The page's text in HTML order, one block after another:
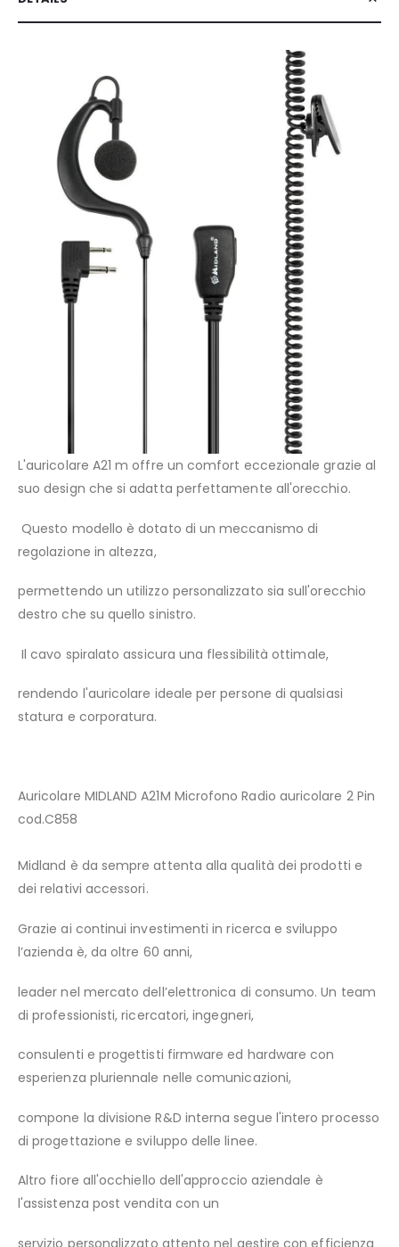
L'auricolare A21 m offre un comfort eccezionale grazie al
suo design che si adatta perfettamente all'orecchio.
Questo modello è dotato di un meccanismo di
regolazione in altezza,
permettendo un utilizzo personalizzato sia sull'orecchio
destro che su quello sinistro.
Il cavo spiralato assicura una flessibilità ottimale,
rendendo l'auricolare ideale per persone di qualsiasi
statura e corporatura.
Auricolare MIDLAND A21M Microfono Radio auricolare 2 Pin
cod.C858
Midland è da sempre attenta alla qualità dei prodotti e
dei relativi accessori.
Grazie ai continui investimenti in ricerca e sviluppo
l’azienda è, da oltre 60 anni,
leader nel mercato dell’elettronica di consumo. Un team
di professionisti, ricercatori, ingegneri,
consulenti e progettisti firmware ed hardware con
esperienza pluriennale nelle comunicazioni,
compone la divisione R&D interna segue l'intero processo
di progettazione e sviluppo delle linee.
Altro fiore all'occhiello dell'approccio aziendale è
l'assistenza post vendita con un
servizio personalizzato attento nel gestire con efficienza